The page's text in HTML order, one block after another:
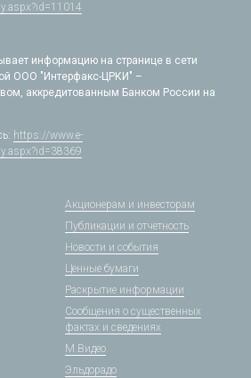
информацию на странице в сети
ООО "Интерфакс-ЦРКИ" –
аккредитованным Банком России на
https://www.e-
Акционерам и инвесторам
Публикации и отчетность
Новости и события
Ценные бумаги
Раскрытие информации
Сообщения о существенных
фактах и сведениях
М.Видео
Эльдорадо